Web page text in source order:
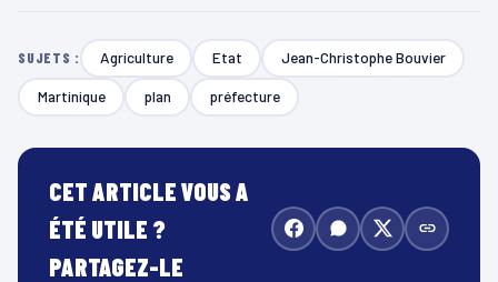
SUJETS : Agriculture Etat Jean-Christophe Bouvier
Martinique plan préfecture
CET ARTICLE VOUS A
ÉTÉ UTILE ?
PARTAGEZ-LE